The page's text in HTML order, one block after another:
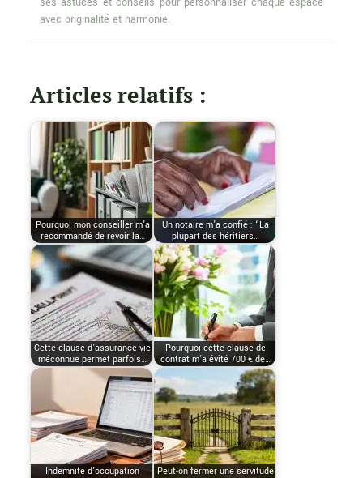
avec originalité et harmonie.
Articles relatifs :
Pourquoi mon conseiller m’a
recommandé de revoir la…
Un notaire m’a confié : “La
plupart des héritiers…
Cette clause d’assurance-vie
méconnue permet parfois…
Pourquoi cette clause de
contrat m’a évité 700 € de…
Indemnité d'occupation
Peut-on fermer une servitude